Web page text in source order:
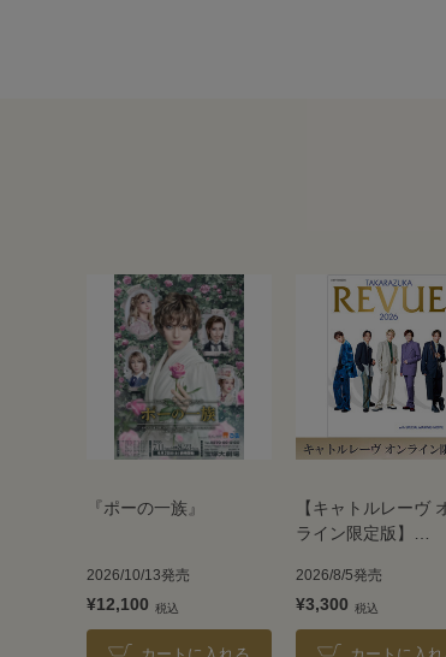
『ポーの一族』
2026/10/13発売
¥12,100
カートに入れる
【キャトルレーヴ
ライン限定版】
2026
2026/8/5発売
¥3,300
カートに入れ